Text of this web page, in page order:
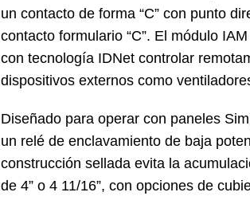
un contacto de forma “C” con punto
contacto formulario “C”. El módulo
con tecnología IDNet controlar
dispositivos externos como
Diseñado para operar con paneles
un relé de enclavamiento de baja
construcción sellada evita la
de 4” o 4 11/16”, con opciones de